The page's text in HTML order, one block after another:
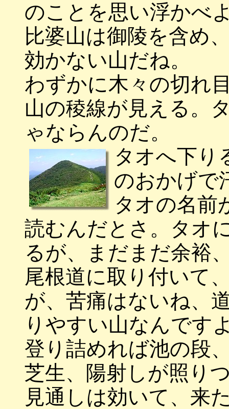
のことを思い浮かべ
比婆山は御陵を含め
効かない山だね。
わずかに木々の切れ
山の稜線が見える。
ゃならんのだ。
タオへ下り
のおかげで
タオの名前
読むんだとさ。タオ
るが、まだまだ余裕
尾根道に取り付いて
が、苦痛はないね、
りやすい山なんです
登り詰めれば池の段
芝生、陽射しが照り
見通しは効いて、来